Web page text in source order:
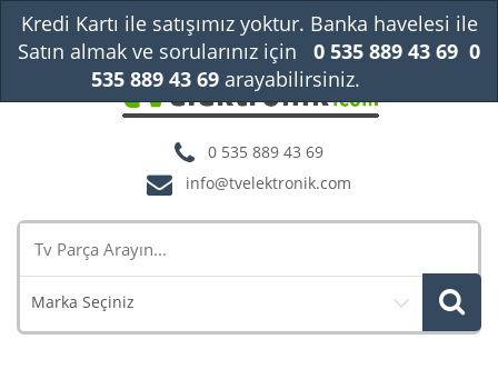
0 535 889 43 69
info@tvelektronik.com
Marka Seçiniz
Kredi Kartı ile satışımız yoktur. Banka havelesi ile
Satın almak ve sorularınız için
0 535 889 43 69 0
535 889 43 69arayabilirsiniz.